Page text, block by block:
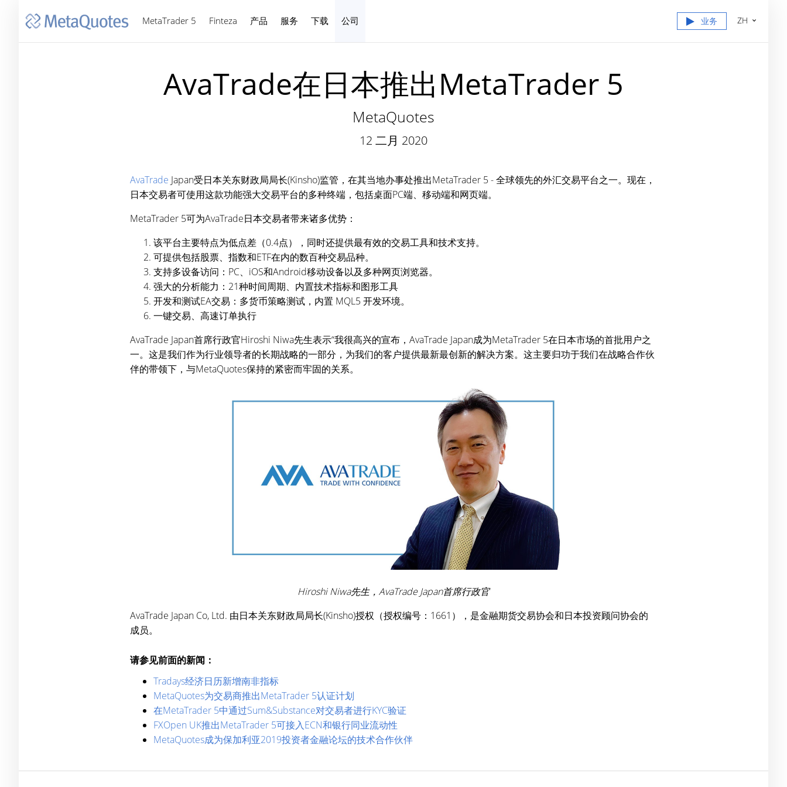
MetaTrader 5 Finteza 产品 服务 下载 公司 业务 ZH
AvaTrade在日本推出MetaTrader 5
MetaQuotes
12 二月 2020
AvaTrade Japan受日本关东财政局局长(Kinsho)监管，在其当地办事处推出MetaTrader 5 - 全球领先的外汇交易平台之一。现在，
日本交易者可使用这款功能强大交易平台的多种终端，包括桌面PC端、移动端和网页端。
MetaTrader 5可为AvaTrade日本交易者带来诸多优势：
该平台主要特点为低点差（0.4点），同时还提供最有效的交易工具和技术支持。
可提供包括股票、指数和ETF在内的数百种交易品种。
支持多设备访问：PC、iOS和Android移动设备以及多种网页浏览器。
强大的分析能力：21种时间周期、内置技术指标和图形工具
开发和测试EA交易：多货币策略测试，内置 MQL5 开发环境。
一键交易、高速订单执行
AvaTrade Japan首席行政官Hiroshi Niwa先生表示“我很高兴的宣布，AvaTrade Japan成为MetaTrader 5在日本市场的首批用户之
一。这是我们作为行业领导者的长期战略的一部分，为我们的客户提供最新最创新的解决方案。这主要归功于我们在战略合作伙
伴的带领下，与MetaQuotes保持的紧密而牢固的关系。
Hiroshi Niwa先生，AvaTrade Japan首席行政官
AvaTrade Japan Co, Ltd. 由日本关东财政局局长(Kinsho)授权（授权编号：1661），是金融期货交易协会和日本投资顾问协会的
成员。
请参见前面的新闻：
Tradays经济日历新增南非指标
MetaQuotes为交易商推出MetaTrader 5认证计划
在MetaTrader 5中通过Sum&Substance对交易者进行KYC验证
FXOpen UK推出MetaTrader 5可接入ECN和银行同业流动性
MetaQuotes成为保加利亚2019投资者金融论坛的技术合作伙伴